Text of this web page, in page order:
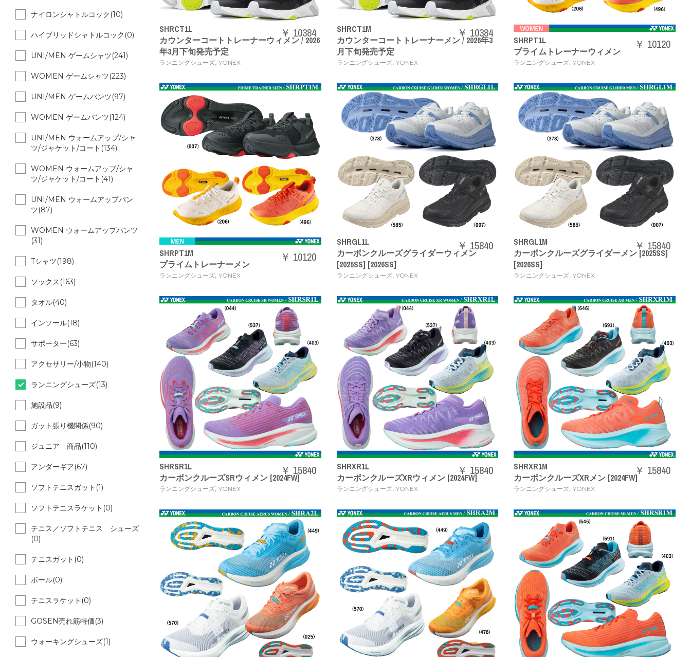
SHRCT1L
カウンターコートトレーナーウィメン / 2026
年3月下旬発売予定
ランニングシューズ, YONEX
￥ 10384
SHRCT1M
カウンターコートトレーナーメン / 2026年3
月下旬発売予定
ランニングシューズ, YONEX
￥ 10384
SHRPT1L
プライムトレーナーウィメン
ランニングシューズ,YONEX
￥ 10120
SHRPT1M
プライムトレーナーメン
ランニングシューズ, YONEX
￥ 10120
SHRGL1L
カーボンクルーズグライダーウィメン
[2025SS] [2026SS]
ランニングシューズ, YONEX
￥ 15840
SHRGL1M
カーボンクルーズグライダーメン [2025SS]
[2026SS]
ランニングシューズ,YONEX
￥ 15840
SHRSR1L
カーボンクルーズSRウィメン [2024FW]
ランニングシューズ, YONEX
￥ 15840
SHRXR1L
カーボンクルーズXRウィメン [2024FW]
ランニングシューズ, YONEX
￥ 15840
SHRXR1M
カーボンクルーズXRメン [2024FW]
ランニングシューズ,YONEX
￥ 15840
ナイロンシャトルコック(10)
ハイブリッドシャトルコック(0)
UNI/MEN ゲームシャツ(241)
WOMEN ゲームシャツ(223)
UNI/MEN ゲームパンツ(97)
WOMEN ゲームパンツ(124)
UNI/MEN ウォームアップ/シャ
ツ/ジャケット/コート(134)
WOMEN ウォームアップ/シャ
ツ/ジャケット/コート(41)
UNI/MEN ウォームアップパン
ツ(87)
WOMEN ウォームアップパンツ
(31)
Tシャツ(198)
ソックス(163)
タオル(40)
インソール(18)
サポーター(63)
アクセサリー/小物(140)
ランニングシューズ(13)
施設品(9)
ガット張り機関係(90)
ジュニア 商品(110)
アンダーギア(67)
ソフトテニスガット(1)
ソフトテニスラケット(0)
テニス／ソフトテニス シューズ
(0)
テニスガット(0)
ボール(0)
テニスラケット(0)
GOSEN売れ筋特価(3)
ウォーキングシューズ(1)